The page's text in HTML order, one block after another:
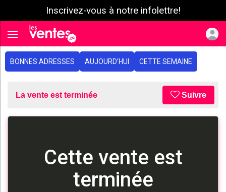
Inscrivez-vous à notre infolettre!
Toggle navigation
BONNES ADRESSES AUJOURD'HUI CETTE SEMAINE
La vente est terminée Suivre
Cette vente est
terminée